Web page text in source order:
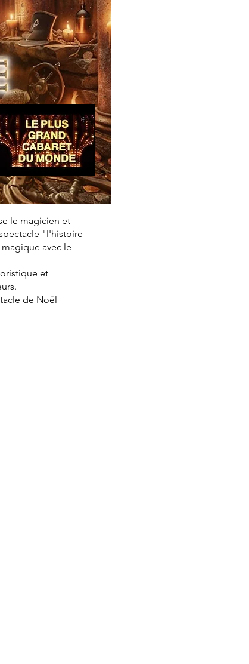
le magicien et
"l'histoire
avec le
et
de Noël